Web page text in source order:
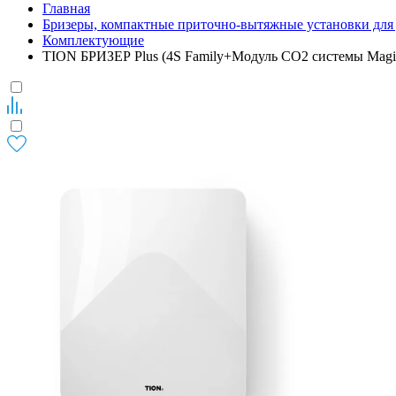
Главная
Бризеры, компактные приточно-вытяжные установки
Комплектующие
TION БРИЗЕР Plus (4S Family+Модуль CO2 системы